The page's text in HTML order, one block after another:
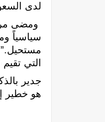
لدى
سياسياً
التي
جدير
هو خطير